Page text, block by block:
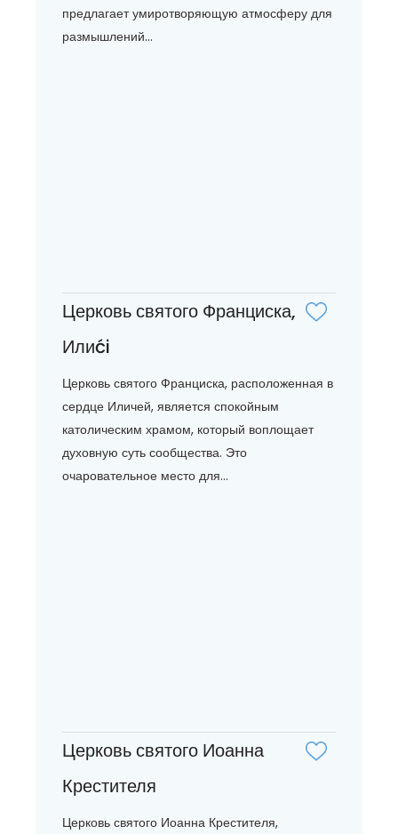
предлагает умиротворяющую атмосферу для
размышлений...
Церковь святого Франциска,
Илиći
Церковь святого Франциска, расположенная в
сердце Иличей, является спокойным
католическим храмом, который воплощает
духовную суть сообщества. Это
очаровательное место для...
Церковь святого Иоанна
Крестителя
Церковь святого Иоанна Крестителя,